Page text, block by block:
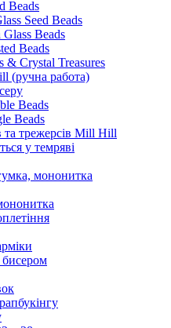
Beads
Seed Beads
Beads
Beads
& Crystal Treasures
(ручна работа)
Beads
Beads
та трежерсів Mill Hill
у темряві
мононитка